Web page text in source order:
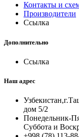
Контакты и
Производители
Ссылка
Дополнительно
Ссылка
Наш адрес
дом 5/2
Понедельник-
Суббота и